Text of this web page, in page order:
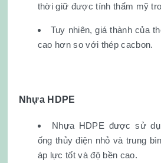
thời giữ được tính thẩm mỹ
Tuy nhiên, giá thành của
cao hơn so với thép cacbon.
Nhựa HDPE
Nhựa HDPE được sử
ống thủy điện nhỏ và trung
áp lực tốt và độ bền cao.